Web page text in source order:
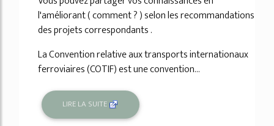
l'améliorant ( comment ? ) selon les recommandations
des projets correspondants .
La Convention relative aux transports internationaux
ferroviaires (COTIF) est une convention...
LIRE LA SUITE